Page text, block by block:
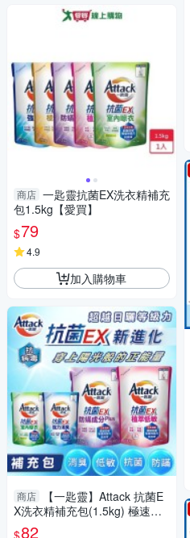
商店 一匙靈抗菌EX洗衣精補充
包1.5kg【愛買】
$79
4.9
加入購物車
商店
【一匙靈】Attack 抗菌E
X洗衣精補充包(1.5kg) 極速淨E
X 防螨 超濃縮洗衣精 強力消臭
82